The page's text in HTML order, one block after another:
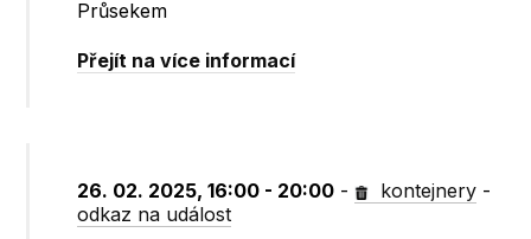
Průsekem
Přejít na více informací
26. 02. 2025, 16:00 - 20:00 - kontejnery -
odkaz na událost